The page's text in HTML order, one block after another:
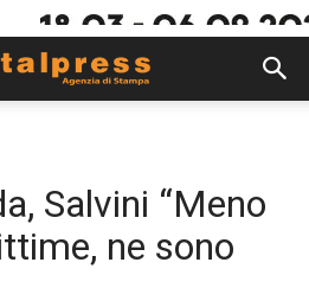
Salvini “Meno
ne sono